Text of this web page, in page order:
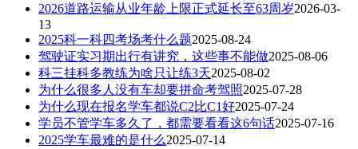
2026道路运输从业年龄上限正式延长至63周岁2026-03-
13
2025科一科四考场考什么题2025-08-24
驾驶证实习期出行有讲究，这些事不能做2025-08-06
科三挂科多教练为啥只让练3天2025-08-02
为什么很多人没有车却要拼命考驾照2025-07-28
为什么现在报名学车都说C2比C1好2025-07-24
学员不管学车多久了，都需要看看这6句话2025-07-16
2025学车最难的是什么2025-07-14